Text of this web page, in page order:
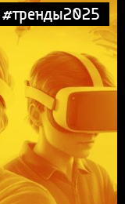
#тренды2025